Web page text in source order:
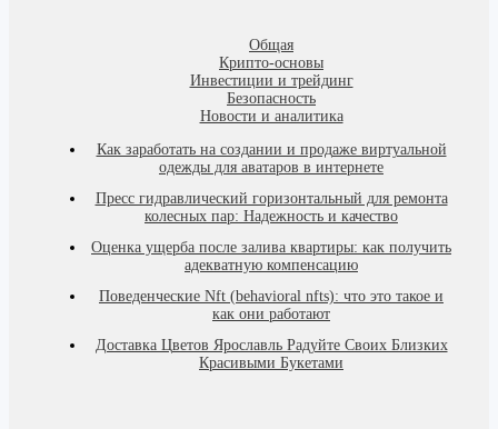
Общая
Крипто-основы
Инвестиции и трейдинг
Безопасность
Новости и аналитика
Как заработать на создании и продаже виртуальной
одежды для аватаров в интернете
Пресс гидравлический горизонтальный для ремонта
колесных пар: Надежность и качество
Оценка ущерба после залива квартиры: как получить
адекватную компенсацию
Поведенческие Nft (behavioral nfts): что это такое и
как они работают
Доставка Цветов Ярославль Радуйте Своих Близких
Красивыми Букетами